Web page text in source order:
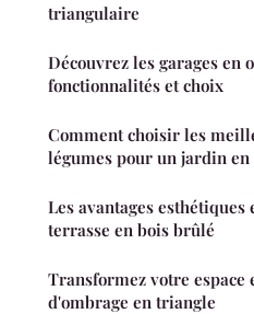
triangulaire
Découvrez les garages en
fonctionnalités et choix
Comment choisir les
légumes pour un jardin
Les avantages esthétiques
terrasse en bois brûlé
Transformez votre
d'ombrage en triangle